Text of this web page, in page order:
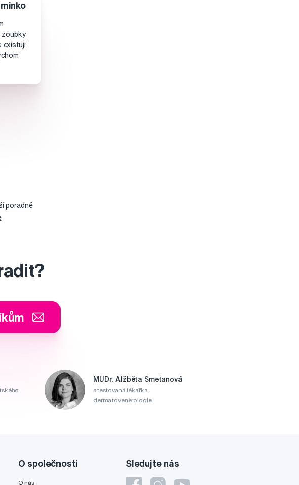
zoubky
existuji
poradně
MUDr. Alžběta Smetanová
atestovaná lékařka
dermatovenerologie
Sledujte nás
O společnosti
O nás